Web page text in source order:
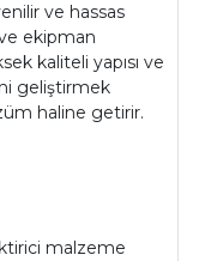
ve hassas
ekipman
kaliteli yapısı ve
geliştirmek
haline getirir.
malzeme